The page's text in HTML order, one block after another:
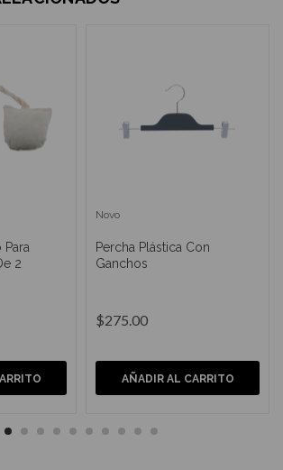
Para
2
Novo
Percha Plástica Con
Ganchos
$275.00
AÑADIR AL CARRITO